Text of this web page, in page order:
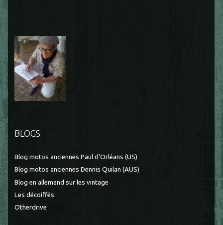
BLOGS
Blog motos anciennes Paul d'Orléans (US)
Blog motos anciennes Dennis Quilan (AUS)
Blog en allemand sur les vintage
Les décoiffés
Otherdrive